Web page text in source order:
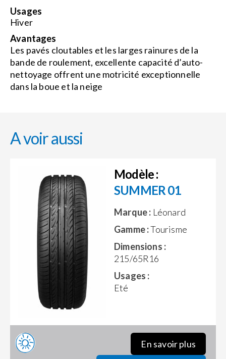
Usages
Hiver
Avantages
Les pavés cloutables et les larges rainures de la
bande de roulement, excellente capacité d’auto-
nettoyage offrent une motricité exceptionnelle
dans la boue et la neige
A voir aussi
Modèle :
SUMMER 01
Marque : Léonard
Gamme :Tourisme
Dimensions :
215/65R16
Usages :
Eté
En savoir plus